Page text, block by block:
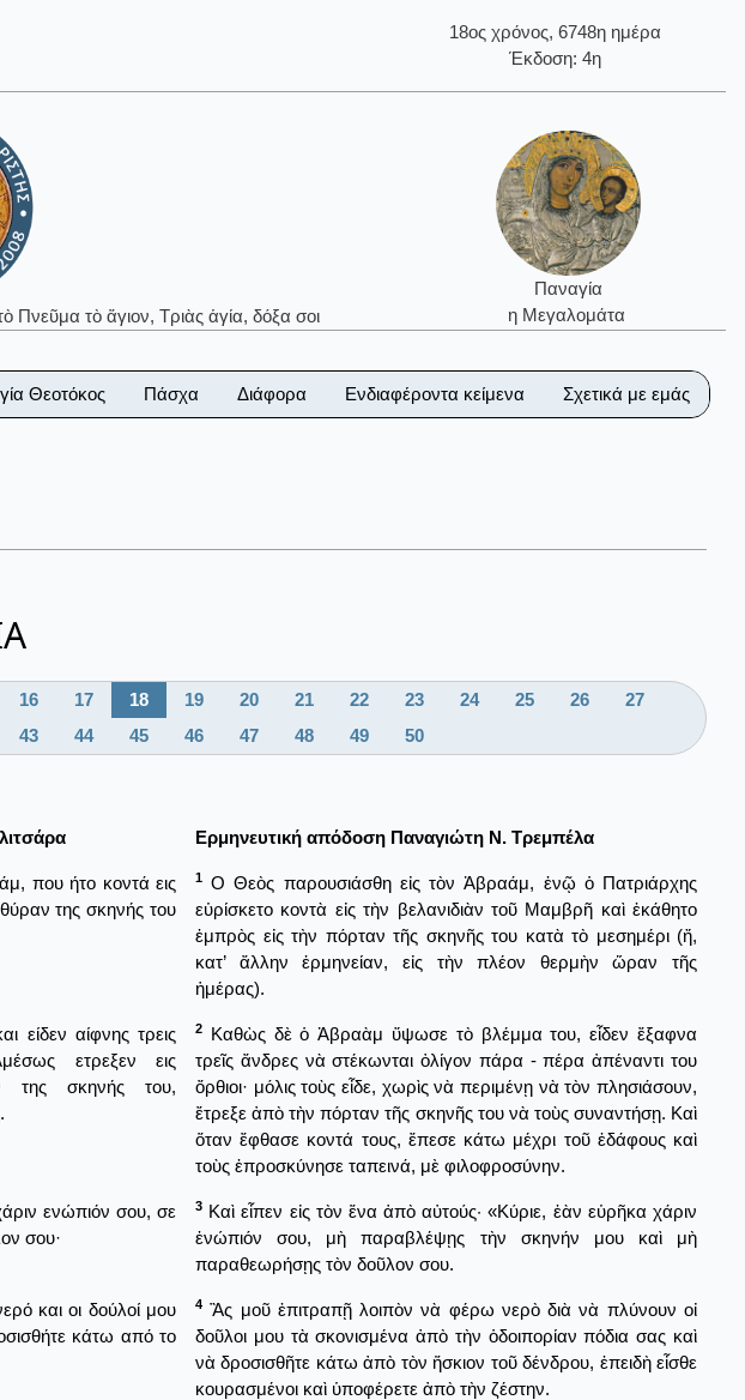
18ος χρόνος, 6748η ημέρα
Έκδοση: 4η
τὸ ἅγιον, Τριὰς ἁγία, δόξα σοι
Παναγία
η Μεγαλομάτα
Θεοτόκος Πάσχα Διάφορα Ενδιαφέροντα κείμενα Σχετικά με εμάς
16 17 18 19 20 21 22 23 24 25 26
27
43 44 45 46 47 48 49 50
Ερμηνευτική απόδοση Παναγιώτη Ν. Τρεμπέλα
που ήτο κοντά εις
της σκηνής του
1 Ο Θεὸς παρουσιάσθη εἰς τὸν Ἀβραάμ, ἐνῷ ὁ Πατριάρχης
εὑρίσκετο κοντὰ εἰς τὴν βελανιδιὰν τοῦ Μαμβρῆ καὶ ἐκάθητο
ἐμπρὸς εἰς τὴν πόρταν τῆς σκηνῆς του κατὰ τὸ μεσημέρι (ἤ,
κατ’ ἄλλην ἑρμηνείαν, εἰς τὴν πλέον θερμὴν ὥραν τῆς
ἡμέρας).
είδεν αίφνης τρεις
ετρεξεν εις
της σκηνής του,
2
Καθὼς δὲ ὁ Ἀβραὰμ ὕψωσε τὸ βλέμμα του, εἶδεν ἔξαφνα
τρεῖς ἄνδρες νὰ στέκωνται ὀλίγον πάρα - πέρα ἀπέναντι του
ὄρθιοι· μόλις τοὺς εἶδε, χωρὶς νὰ περιμένῃ νὰ τὸν πλησιάσουν,
ἔτρεξε ἀπὸ τὴν πόρταν τῆς σκηνῆς του νὰ τοὺς συναντήσῃ. Καὶ
ὅταν ἔφθασε κοντά τους, ἔπεσε κάτω μέχρι τοῦ ἐδάφους καὶ
τοὺς ἐπροσκύνησε ταπεινά, μὲ φιλοφροσύνην.
ενώπιόν σου, σε
σου·
3 Καὶ εἶπεν εἰς τὸν ἕνα ἀπὸ αὐτούς· «Κύριε, ἐὰν εὑρῆκα χάριν
ἐνώπιόν σου, μὴ παραβλέψῃς τὴν σκηνήν μου καὶ μὴ
παραθεωρήσῃς τὸν δοῦλον σου.
και οι δούλοί μου
κάτω από το
4 Ἂς μοῦ ἐπιτραπῇ λοιπὸν νὰ φέρω νερὸ διὰ νὰ πλύνουν οἰ
δοῦλοι μου τὰ σκονισμένα ἀπὸ τὴν ὁδοιπορίαν πόδια σας καὶ
νὰ δροσισθῆτε κάτω ἀπὸ τὸν ἥσκιον τοῦ δένδρου, ἐπειδὴ εἶσθε
κουρασμένοι καὶ ὑποφέρετε ἀπὸ τὴν ζέστην.